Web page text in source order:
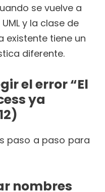
se vuelve a
y la clase de
existente tiene un
diferente.
el error “El
ya
paso a paso para
nombres